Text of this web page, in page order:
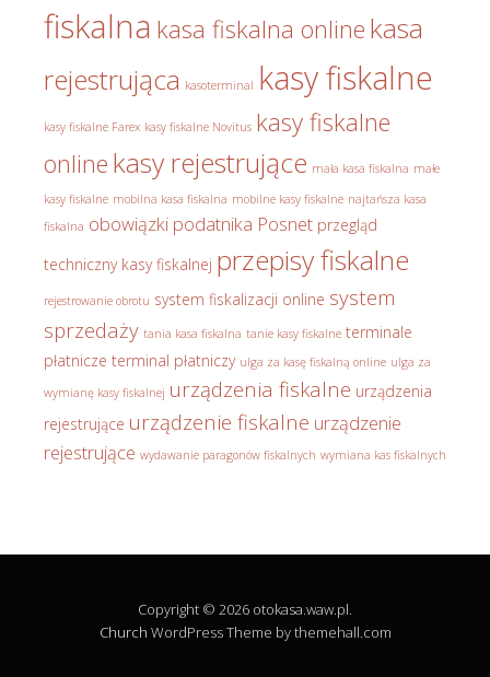
fiskalna kasa fiskalna online kasa
rejestrująca kasoterminal kasy fiskalne
kasy fiskalne Farex kasy fiskalne Novitus kasy fiskalne
online kasy rejestrujące mała kasa fiskalna małe
kasy fiskalne mobilna kasa fiskalna mobilne kasy fiskalne najtańsza kasa
fiskalna obowiązki podatnika Posnet przegląd
techniczny kasy fiskalnej przepisy fiskalne
rejestrowanie obrotu system fiskalizacji online system
sprzedaży tania kasa fiskalna tanie kasy fiskalne terminale
płatnicze terminal płatniczy ulga za kasę fiskalną online ulga za
wymianę kasy fiskalnej urządzenia fiskalne urządzenia
rejestrujące urządzenie fiskalne urządzenie
rejestrujące wydawanie paragonów fiskalnych wymiana kas fiskalnych
Copyright © 2026 otokasa.waw.pl.
Church WordPress Theme by themehall.com